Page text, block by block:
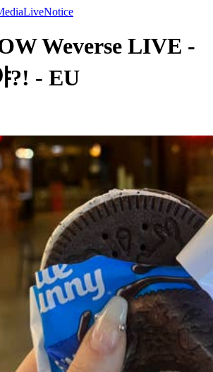
LiveNotice
Weverse LIVE -
?! - EU